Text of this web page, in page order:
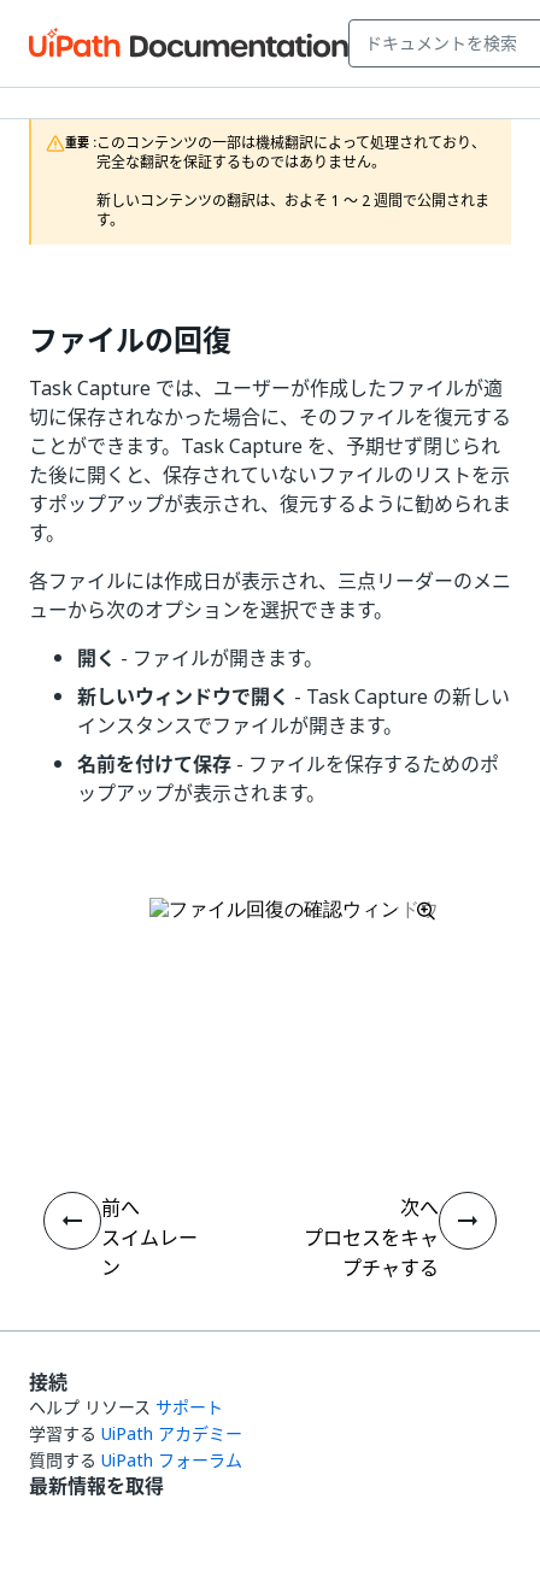
重要 :このコンテンツの一部は機械翻訳によって処理されており、
完全な翻訳を保証するものではありません。
新しいコンテンツの翻訳は、およそ 1 ～ 2 週間で公開されま
す。
ファイルの回復
Task Capture では、ユーザーが作成したファイルが適
切に保存されなかった場合に、そのファイルを復元する
ことができます。Task Capture を、予期せず閉じられ
た後に開くと、保存されていないファイルのリストを示
すポップアップが表示され、復元するように勧められま
す。
各ファイルには作成日が表示され、三点リーダーのメニ
ューから次のオプションを選択できます。
開く - ファイルが開きます。
新しいウィンドウで開く - Task Capture の新しい
インスタンスでファイルが開きます。
名前を付けて保存 - ファイルを保存するためのポ
ップアップが表示されます。
前へ
スイムレー
ン
次へ
プロセスをキャ
プチャする
接続
ヘルプ リソース サポート
学習する UiPath アカデミー
質問する UiPath フォーラム
最新情報を取得